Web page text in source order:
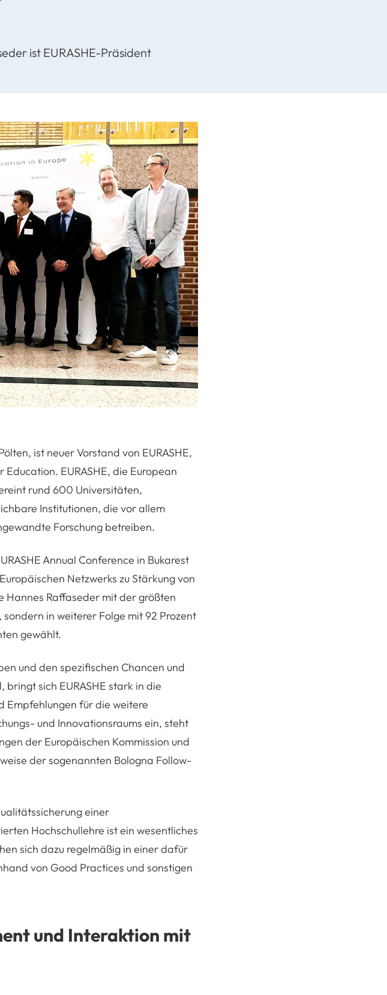
ist EURASHE-Präsident
ist neuer Vorstand von EURASHE,
EURASHE, die European
rund 600 Universitäten,
Institutionen, die vor allem
Forschung betreiben.
Annual Conference in Bukarest
Netzwerks zu Stärkung von
Hannes Raffaseder mit der größten
in weiterer Folge mit 92 Prozent
gewählt.
und den spezifischen Chancen und
sich EURASHE stark in die
Empfehlungen für die weitere
und Innovationsraums ein, steht
der Europäischen Kommission und
der sogenannten Bologna Follow-
einer
Hochschullehre ist ein wesentliches
sich dazu regelmäßig in einer dafür
von Good Practices und sonstigen
und Interaktion mit